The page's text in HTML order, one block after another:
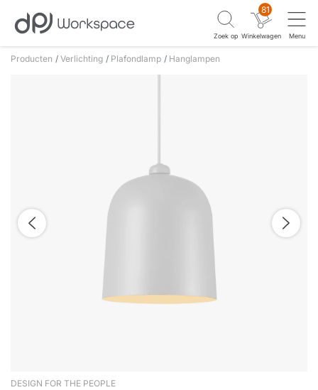
Zoek op
81
Winkelwagen Menu
Producten Verlichting Plafondlamp Hanglampen
DESIGN FOR THE PEOPLE